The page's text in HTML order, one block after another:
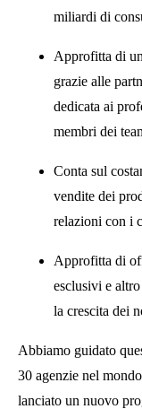
miliardi di
Approfitta di
grazie alle
dedicata ai
membri dei
Conta sul
vendite dei
relazioni con i
Approfitta di
esclusivi e
la crescita dei
Abbiamo guidato
30 agenzie nel
lanciato un nuovo